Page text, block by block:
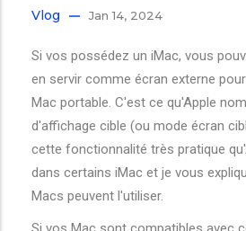
Vlog Jan 14, 2024
Si vos possédez un iMac, vous
en servir comme écran externe
Mac portable. C'est ce qu'Apple
d'affichage cible (ou mode écran
cette fonctionnalité très pratique
dans certains iMac et je vous
Macs peuvent l'utiliser.